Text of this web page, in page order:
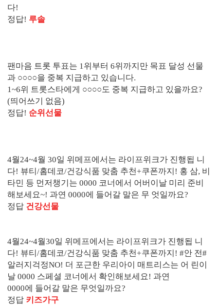
다!
정답! 루솔
팬마음 트롯 투표는 1위부터 6위까지만 목표 달성 선물
과 ○○○○을 중복 지급하고 있습니다.
1~6위 트롯스타에게 ○○○○도 중복 지급하고 있을까요?
(띄어쓰기 없음)
정답! 순위선물
4월24~4월 30일 위메프에서는 라이프위크가 진행됩 니
다! 뷰티/홈데코/건강식품 맞춤 추천+쿠폰까지! 홍 삼, 비
타민 등 먼저챙기는 0000 코너에서 어버이날 미리 준비
해보세요~! 과연 0000에 들어갈 말은 무 엇일까요?
정답 건강선물
4월24~4월30일 위메프에서는 라이프위크가 진행됩 니
다! 뷰티/홈데코/건강식품 맞춤 추천+쿠폰까지! #안 전#
알러지걱정NO! 더 포근한 우리아이 매트리스는 어 린이
날 0000 스페셜 코너에서 확인해보세요! 과연
0000에 들어갈 말은 무엇일까요?
정답 키즈가구